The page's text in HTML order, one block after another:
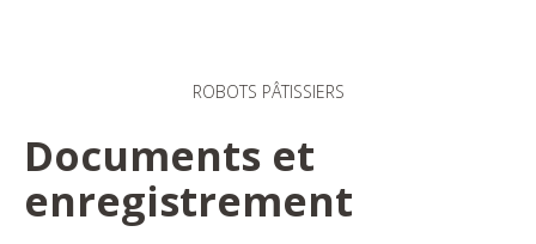
ROBOTS PÂTISSIERS
Documents et
enregistrement